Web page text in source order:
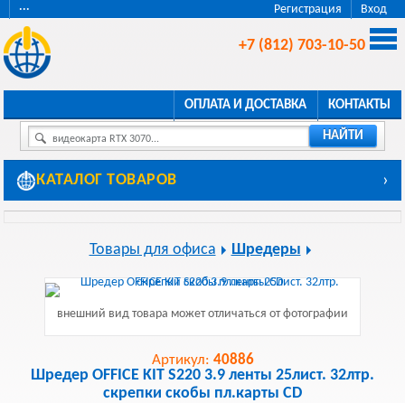
Регистрация Вход
···
+7 (812) 703-10-50
ОПЛАТА И ДОСТАВКА КОНТАКТЫ
видеокарта RTX 3070... НАЙТИ
КАТАЛОГ ТОВАРОВ ›
Товары для офиса Шредеры
внешний вид товара может отличаться от фотографии
Артикул: 40886
Шредер OFFICE KIT S220 3.9 ленты 25лист. 32лтр.
скрепки скобы пл.карты CD